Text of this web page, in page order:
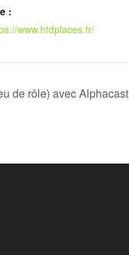
:
www.htdplaces.fr/
de rôle) avec Alphacast